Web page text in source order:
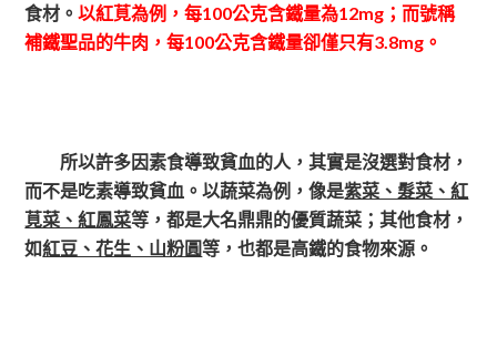
食材。以紅莧為例，每100公克含鐵量為12mg；而號稱
補鐵聖品的牛肉，每100公克含鐵量卻僅只有3.8mg。
所以許多因素食導致貧血的人，其實是沒選對食材，
而不是吃素導致貧血。以蔬菜為例，像是紫菜、髮菜、紅
莧菜、紅鳳菜等，都是大名鼎鼎的優質蔬菜；其他食材，
如紅豆、花生、山粉圓等，也都是高鐵的食物來源。